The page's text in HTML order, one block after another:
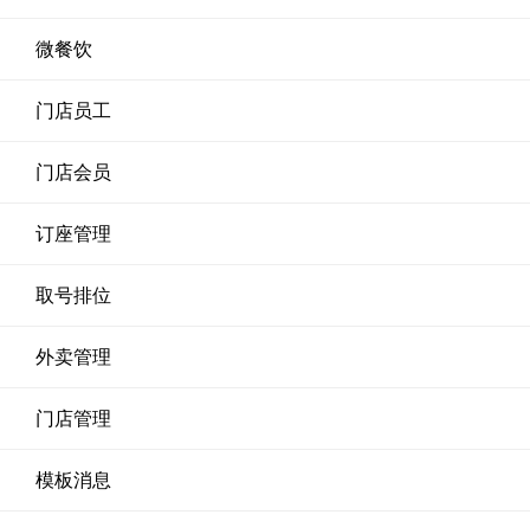
微餐饮
门店员工
门店会员
订座管理
取号排位
外卖管理
门店管理
模板消息